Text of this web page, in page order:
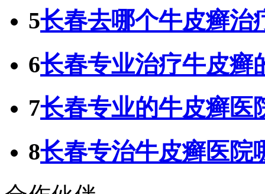
5长春去哪个牛皮癣治
6长春专业治疗牛皮癣
7长春专业的牛皮癣医
8长春专治牛皮癣医院